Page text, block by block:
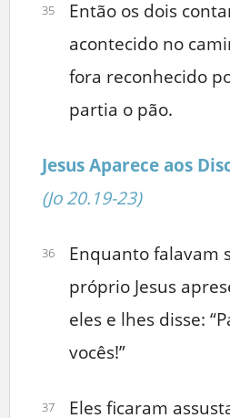
35
Então os dois
acontecido no
fora reconhecido
partia o pão.
Jesus Aparece aos
(Jo 20.19-23)
36
Enquanto falavam
próprio Jesus
eles e lhes disse:
vocês!”
37 Eles ficaram